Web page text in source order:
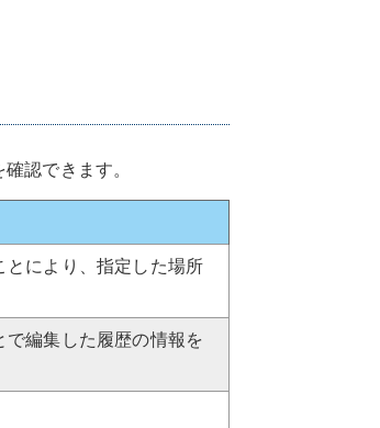
認できます。
とにより、指定した場所
で編集した履歴の情報を